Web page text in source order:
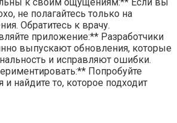
не полагайтесь только на
Обратитесь к врачу.
приложение:** Разработчики
выпускают обновления, которые
и исправляют ошибки.
Попробуйте
найдите то, которое подходит